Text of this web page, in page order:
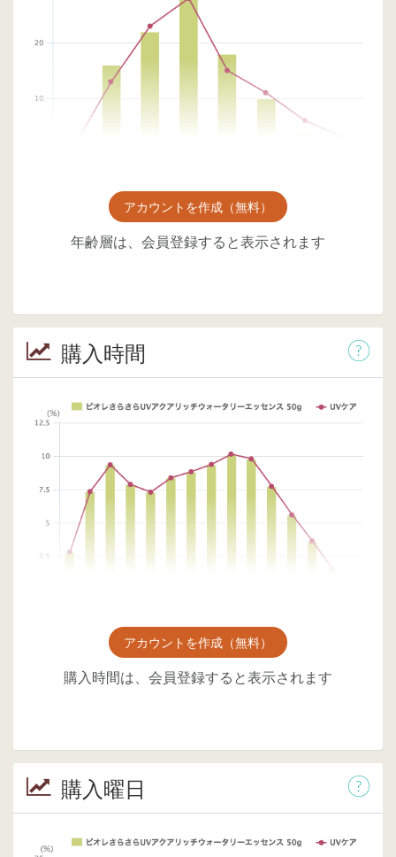
アカウントを作成（無料）
年齢層は、会員登録すると表示されます
購入時間
アカウントを作成（無料）
購入時間は、会員登録すると表示されます
購入曜日